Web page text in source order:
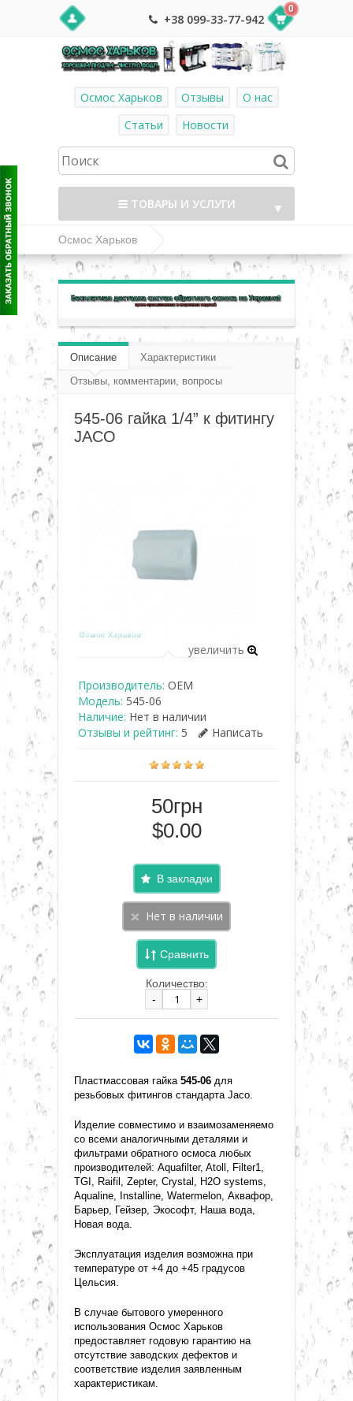
+38 099-33-77-942
0
Осмос Харьков Отзывы
О нас
Статьи
Новости
ТОВАРЫ И УСЛУГИ ▼
Осмос Харьков
Комплектующие и фитинг к системам
обратного осмоса
Фитинг, переходники, соединения, клапана,
фурнитура
Резьбовые фитинги JACO
06 гайка 1/4”
Описание
Характеристики
Отзывы, комментарии, вопросы
545-06 гайка 1/4” к фитингу
JACO
увеличить
Производитель: OEM
Модель: 545-06
Наличие: Нет в наличии
Отзывы и рейтинг: 5 Написать
50грн
$0.00
В закладки
Сравнить
Количество:
-
+
Пластмассовая гайка 545-06 для
резьбовых фитингов стандарта Jaco.
Изделие совместимо и взаимозаменяемо
со всеми аналогичными деталями и
фильтрами обратного осмоса любых
производителей: Aquafilter, Atoll, Filter1,
TGI, Raifil, Zepter, Crystal, H2O systems,
Aqualine, Installine, Watermelon, Аквафор,
Барьер, Гейзер, Экософт, Наша вода,
Новая вода.
Эксплуатация изделия возможна при
температуре от +4 до +45 градусов
Цельсия.
В случае бытового умеренного
использования Осмос Харьков
предоставляет годовую гарантию на
отсутствие заводских дефектов и
соответствие изделия заявленным
характеристикам.